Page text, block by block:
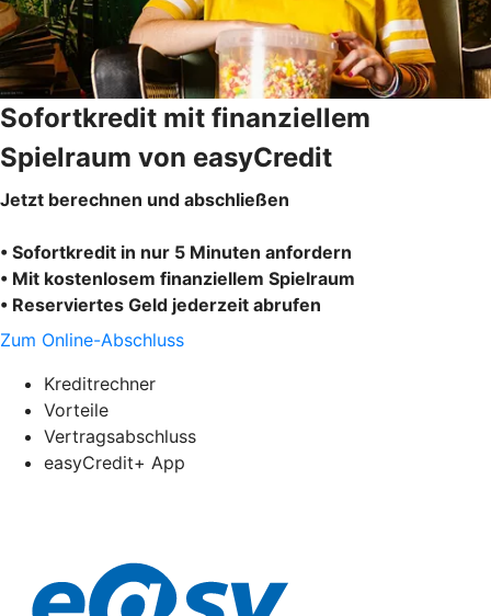
Sofortkredit mit finanziellem
Spielraum von easyCredit
Jetzt berechnen und abschließen
• Sofortkredit in nur 5 Minuten anfordern
• Mit kostenlosem finanziellem Spielraum
• Reserviertes Geld jederzeit abrufen
Zum Online-Abschluss
Kreditrechner
Vorteile
Vertragsabschluss
easyCredit+ App